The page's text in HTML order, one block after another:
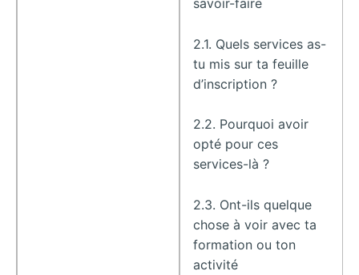
savoir-faire
2.1. Quels services as-
tu mis sur ta feuille
d’inscription ?
2.2. Pourquoi avoir
opté pour ces
services-là ?
2.3. Ont-ils quelque
chose à voir avec ta
formation ou ton
activité